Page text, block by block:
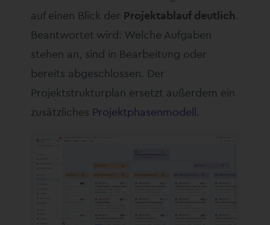
auf einen Blick der Projektablauf deutlich.
Beantwortet wird: Welche Aufgaben
stehen an, sind in Bearbeitung oder
bereits abgeschlossen. Der
Projektstrukturplan ersetzt außerdem ein
zusätzliches Projektphasenmodell.